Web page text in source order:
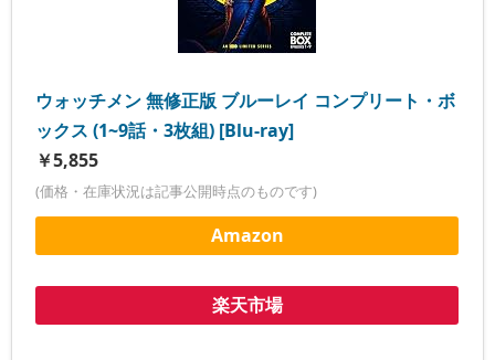
ウォッチメン 無修正版 ブルーレイ コンプリート・ボ
ックス (1~9話・3枚組) [Blu-ray]
￥5,855
(価格・在庫状況は記事公開時点のものです)
Amazon
楽天市場